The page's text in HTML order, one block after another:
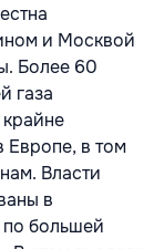
и Москвой
Более 60
газа
Европе, в том
Власти
в
по большей